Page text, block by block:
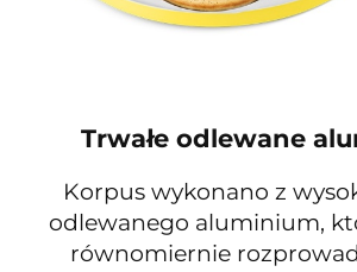
Trwałe odlewane
Korpus wykonano z
odlewanego aluminium,
równomiernie